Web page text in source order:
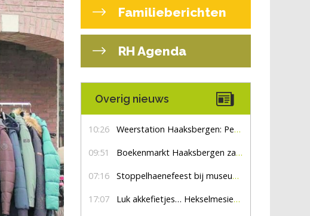
Familieberichten
RH Agenda
Overig nieuws
10:26 Weerstation Haaksbergen: Perioden met zon en droog
09:51 Boekenmarkt Haaksbergen zaterdag 8 augustus, marktplein Haaksbergen
07:16 Stoppelhaenefeest bij museum De Lebbenbrugge
17:07 Luk akkefietjes… HekselmesienHarry